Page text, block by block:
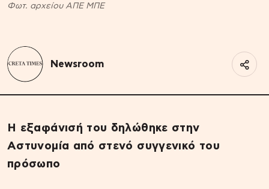
Φωτ. αρχείου ΑΠΕ ΜΠΕ
Newsroom
Η εξαφάνισή του δηλώθηκε στην
Αστυνομία από στενό συγγενικό του
πρόσωπο